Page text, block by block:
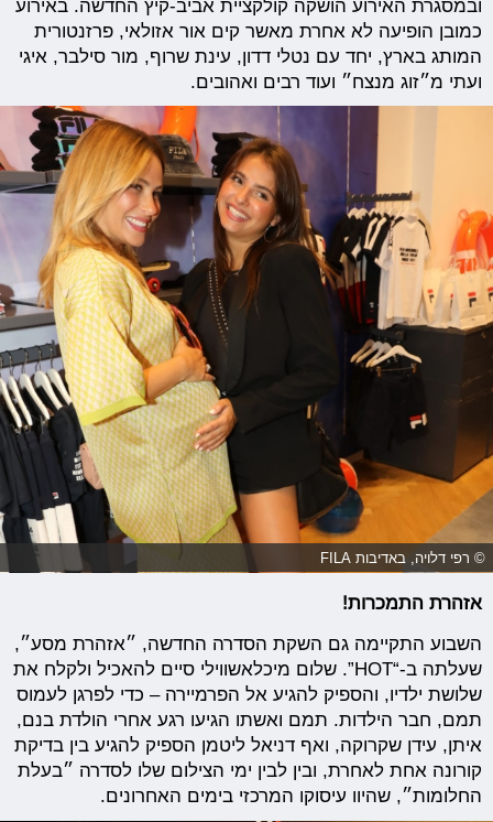
ובמסגרת האירוע הושקה קולקציית אביב-קיץ החדשה. באירוע
כמובן הופיעה לא אחרת מאשר קים אור אזולאי, פרזנטורית
המותג בארץ, יחד עם נטלי דדון, עינת שרוף, מור סילבר, איגי
ועתי מ״זוג מנצח״ ועוד רבים ואהובים.
© רפי דלויה, באדיבות FILA
אזהרת התמכרות!
השבוע התקיימה גם השקת הסדרה החדשה, ״אזהרת מסע״,
שעלתה ב-“HOT”. שלום מיכלאשווילי סיים להאכיל ולקלח את
שלושת ילדיו, והספיק להגיע אל הפרמיירה – כדי לפרגן לעמוס
תמם, חבר הילדות. תמם ואשתו הגיעו רגע אחרי הולדת בנם,
איתן, עידן שקרוקה, ואף דניאל ליטמן הספיק להגיע בין בדיקת
קורונה אחת לאחרת, ובין לבין ימי הצילום שלו לסדרה ״בעלת
החלומות״, שהיוו עיסוקו המרכזי בימים האחרונים.